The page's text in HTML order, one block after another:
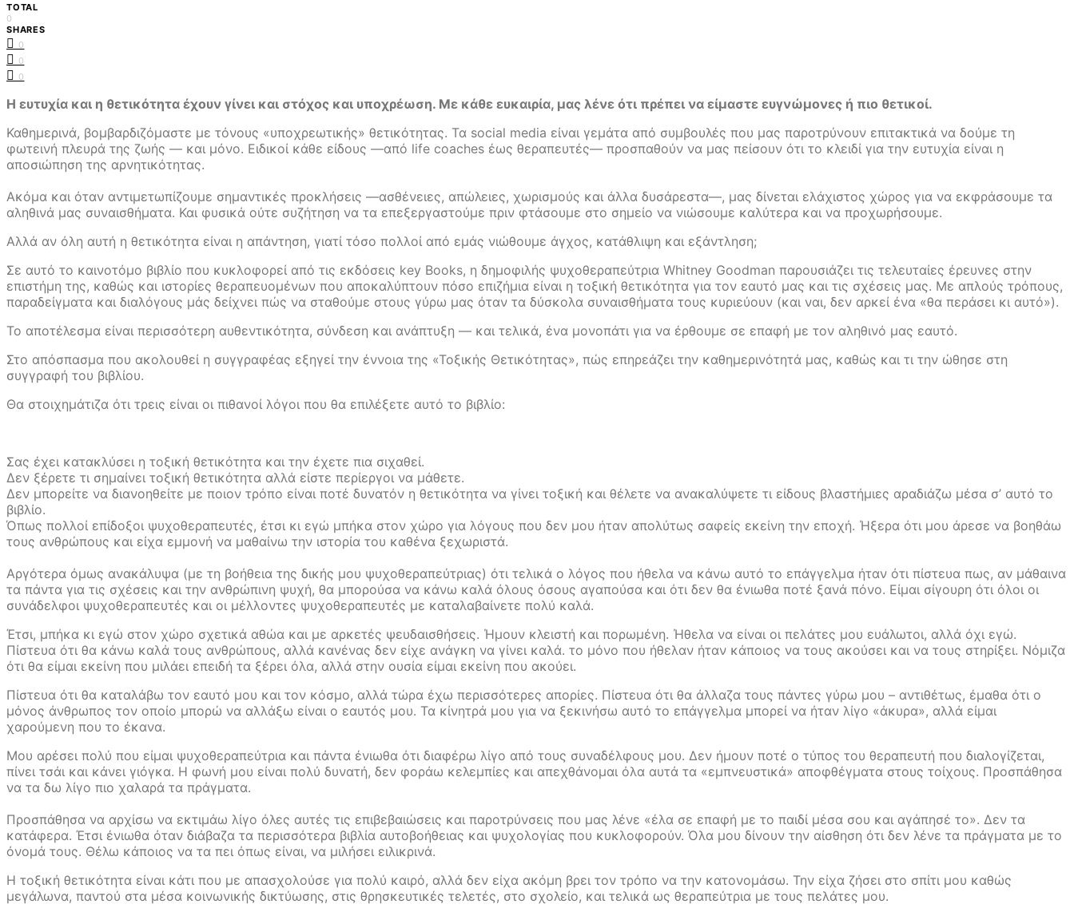
TOTAL
0
SHARES
0
0
0
Η ευτυχία και η θετικότητα έχουν γίνει και στόχος και υποχρέωση. Με κάθε ευκαιρία, μας λένε ότι πρέπει να είμαστε ευγνώμονες ή πιο θετικοί.
Καθημερινά, βομβαρδιζόμαστε µε τόνους «υποχρεωτικής» θετικότητας. Τα social media είναι γεμάτα από συμβουλές που µας παροτρύνουν επιτακτικά να δούμε τη
φωτεινή πλευρά της ζωής — και µόνο. Ειδικοί κάθε είδους —από life coaches έως θεραπευτές— προσπαθούν να µας πείσουν ότι το κλειδί για την ευτυχία είναι η
αποσιώπηση της αρνητικότητας.
Ακόμα και όταν αντιμετωπίζουμε σημαντικές προκλήσεις —ασθένειες, απώλειες, χωρισμούς και άλλα δυσάρεστα—, µας δίνεται ελάχιστος χώρος για να εκφράσουμε τα
αληθινά µας συναισθήματα. Και φυσικά ούτε συζήτηση να τα επεξεργαστούμε πριν φτάσουμε στο σημείο να νιώσουμε καλύτερα και να προχωρήσουμε.
Αλλά αν όλη αυτή η θετικότητα είναι η απάντηση, γιατί τόσο πολλοί από εµάς νιώθουμε άγχος, κατάθλιψη και εξάντληση;
Σε αυτό το καινοτόμο βιβλίο που κυκλοφορεί από τις εκδόσεις key Books, η δημοφιλής ψυχοθεραπεύτρια Whitney Goodman παρουσιάζει τις τελευταίες έρευνες στην
επιστήμη της, καθώς και ιστορίες θεραπευοµένων που αποκαλύπτουν πόσο επιζήμια είναι η τοξική θετικότητα για τον εαυτό µας και τις σχέσεις µας. Με απλούς τρόπους,
παραδείγματα και διαλόγους µάς δείχνει πώς να σταθούμε στους γύρω µας όταν τα δύσκολα συναισθήματα τους κυριεύουν (και ναι, δεν αρκεί ένα «θα περάσει κι αυτό»).
Το αποτέλεσμα είναι περισσότερη αυθεντικότητα, σύνδεση και ανάπτυξη — και τελικά, ένα µονοπάτι για να έρθουμε σε επαφή µε τον αληθινό µας εαυτό.
Στο απόσπασμα που ακολουθεί η συγγραφέας εξηγεί την έννοια της «Τοξικής Θετικότητας», πώς επηρεάζει την καθημερινότητά μας, καθώς και τι την ώθησε στη
συγγραφή του βιβλίου.
Θα στοιχημάτιζα ότι τρεις είναι οι πιθανοί λόγοι που θα επιλέξετε αυτό το βιβλίο:
Σας έχει κατακλύσει η τοξική θετικότητα και την έχετε πια σιχαθεί.
Δεν ξέρετε τι σημαίνει τοξική θετικότητα αλλά είστε περίεργοι να μάθετε.
Δεν μπορείτε να διανοηθείτε με ποιον τρόπο είναι ποτέ δυνατόν η θετικότητα να γίνει τοξική και θέλετε να ανακαλύψετε τι είδους βλαστήμιες αραδιάζω μέσα σ’ αυτό το
βιβλίο.
Όπως πολλοί επίδοξοι ψυχοθεραπευτές, έτσι κι εγώ μπήκα στον χώρο για λόγους που δεν μου ήταν απολύτως σαφείς εκείνη την εποχή. Ήξερα ότι μου άρεσε να βοηθάω
τους ανθρώπους και είχα εμμονή να μαθαίνω την ιστορία του καθένα ξεχωριστά.
Αργότερα όμως ανακάλυψα (με τη βοήθεια της δικής μου ψυχοθεραπεύτριας) ότι τελικά ο λόγος που ήθελα να κάνω αυτό το επάγγελμα ήταν ότι πίστευα πως, αν μάθαινα
τα πάντα για τις σχέσεις και την ανθρώπινη ψυχή, θα μπορούσα να κάνω καλά όλους όσους αγαπούσα και ότι δεν θα ένιωθα ποτέ ξανά πόνο. Είμαι σίγουρη ότι όλοι οι
συνάδελφοι ψυχοθεραπευτές και οι μέλλοντες ψυχοθεραπευτές με καταλαβαίνετε πολύ καλά.
Έτσι, μπήκα κι εγώ στον χώρο σχετικά αθώα και με αρκετές ψευδαισθήσεις. Ήμουν κλειστή και πορωμένη. Ήθελα να είναι οι πελάτες μου ευάλωτοι, αλλά όχι εγώ.
Πίστευα ότι θα κάνω καλά τους ανθρώπους, αλλά κανένας δεν είχε ανάγκη να γίνει καλά. το μόνο που ήθελαν ήταν κάποιος να τους ακούσει και να τους στηρίξει. Νόμιζα
ότι θα είμαι εκείνη που μιλάει επειδή τα ξέρει όλα, αλλά στην ουσία είμαι εκείνη που ακούει.
Πίστευα ότι θα καταλάβω τον εαυτό μου και τον κόσμο, αλλά τώρα έχω περισσότερες απορίες. Πίστευα ότι θα άλλαζα τους πάντες γύρω μου – αντιθέτως, έμαθα ότι ο
μόνος άνθρωπος τον οποίο μπορώ να αλλάξω είναι ο εαυτός μου. Τα κίνητρά μου για να ξεκινήσω αυτό το επάγγελμα μπορεί να ήταν λίγο «άκυρα», αλλά είμαι
χαρούμενη που το έκανα.
Μου αρέσει πολύ που είμαι ψυχοθεραπεύτρια και πάντα ένιωθα ότι διαφέρω λίγο από τους συναδέλφους μου. Δεν ήμουν ποτέ ο τύπος του θεραπευτή που διαλογίζεται,
πίνει τσάι και κάνει γιόγκα. Η φωνή μου είναι πολύ δυνατή, δεν φοράω κελεμπίες και απεχθάνομαι όλα αυτά τα «εμπνευστικά» αποφθέγματα στους τοίχους. Προσπάθησα
να τα δω λίγο πιο χαλαρά τα πράγματα.
Προσπάθησα να αρχίσω να εκτιμάω λίγο όλες αυτές τις επιβεβαιώσεις και παροτρύνσεις που μας λένε «έλα σε επαφή με το παιδί μέσα σου και αγάπησέ το». Δεν τα
κατάφερα. Έτσι ένιωθα όταν διάβαζα τα περισσότερα βιβλία αυτοβοήθειας και ψυχολογίας που κυκλοφορούν. Όλα μου δίνουν την αίσθηση ότι δεν λένε τα πράγματα με το
όνομά τους. Θέλω κάποιος να τα πει όπως είναι, να μιλήσει ειλικρινά.
Η τοξική θετικότητα είναι κάτι που με απασχολούσε για πολύ καιρό, αλλά δεν είχα ακόμη βρει τον τρόπο να την κατονομάσω. Την είχα ζήσει στο σπίτι μου καθώς
μεγάλωνα, παντού στα μέσα κοινωνικής δικτύωσης, στις θρησκευτικές τελετές, στο σχολείο, και τελικά ως θεραπεύτρια με τους πελάτες μου.